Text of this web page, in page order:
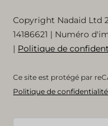
Copyright Nadaid Ltd
14186621 | Numéro
| Politique de
Ce site est protégé par
Politique de confidentialité